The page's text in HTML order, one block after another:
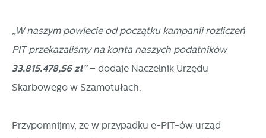
„W naszym powiecie od początku kampanii rozliczeń
PIT przekazaliśmy na konta naszych podatników
33.815.478,56zł”– dodaje Naczelnik Urzędu
Skarbowego w Szamotułach.
Przypomnijmy, że w przypadku e-PIT-ów urząd